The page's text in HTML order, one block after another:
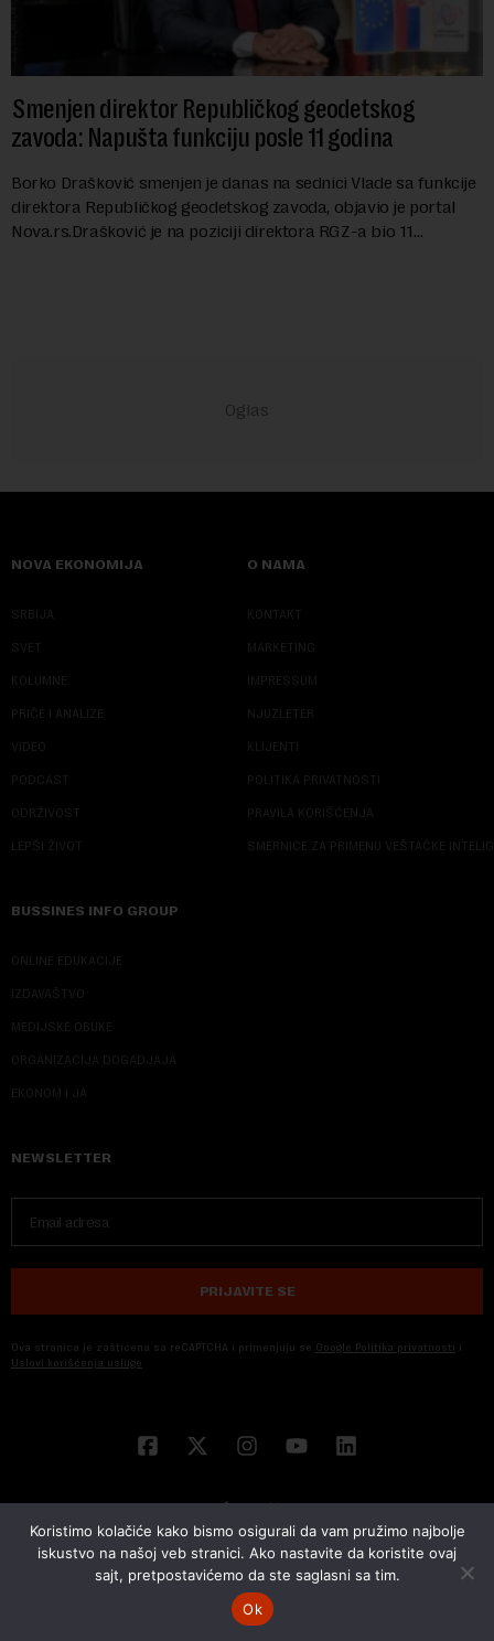
Smenjen direktor Republičkog geodetskog
zavoda: Napušta funkciju posle 11 godina
Borko Drašković smenjen je danas na sednici Vlade sa funkcije
direktora Republičkog geodetskog zavoda, objavio je portal
Nova.rs.Drašković je na poziciji direktora RGZ-a bio 11
NOVA EKONOMIJA
SRBIJA
SVET
KOLUMNE
PRIČE I ANALIZE
VIDEO
PODCAST
ODRŽIVOST
LEPŠI ŽIVOT
O NAMA
KONTAKT
MARKETING
IMPRESSUM
NJUZLETER
KLIJENTI
POLITIKA PRIVATNOSTI
PRAVILA KORIŠĆENJA
SMERNICE ZA PRIMENU VEŠTAČKE
BUSSINES INFO GROUP
ONLINE EDUKACIJE
IZDAVAŠTVO
MEDIJSKE OBUKE
ORGANIZACIJA DOGADJAJA
EKONOM I JA
NEWSLETTER
PRIJAVITE SE
Ova stranica je zaštićena sa reCAPTCHA i primenjuju se Google Politika privatnosti i
Uslovi korišćenja usluge
© 2026 NOVA EKONOMIJA | SVA PRAVA ZADŽANA | DEVELOPED BY
Koristimo kolačiće kako bismo osigurali da vam pružimo najbolje
iskustvo na našoj veb stranici. Ako nastavite da koristite ovaj
sajt, pretpostavićemo da ste saglasni sa tim.
Ok